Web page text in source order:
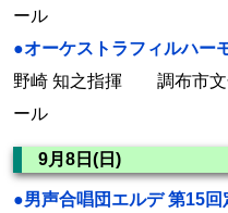
ール
●オーケストラフィルハー
野崎 知之指揮 調布市文
ール
9月8日(日)
●男声合唱団エルデ 第15回